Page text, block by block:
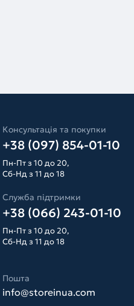
Консультація та покупки
+38 (097) 854-01-10
Пн-Пт з 10 до 20,
Сб-Нд з 11 до 18
Служба підтримки
+38 (066) 243-01-10
Пн-Пт з 10 до 20,
Сб-Нд з 11 до 18
Пошта
info@storeinua.com